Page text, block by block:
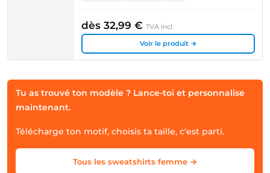
dès 32,99 € TVA incl.
Voir le produit →
Tu as trouvé ton modèle ? Lance-toi et personnalise
maintenant.
Télécharge ton motif, choisis ta taille, c'est parti.
Tous les sweatshirts femme →